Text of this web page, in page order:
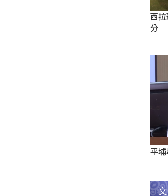
西
分
平